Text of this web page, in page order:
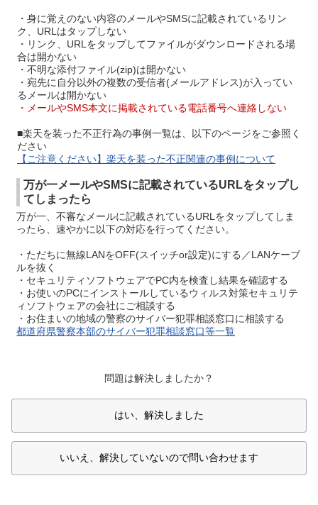
・身に覚えのない内容のメールやSMSに記載されているリン
ク、URLはタップしない
・リンク、URLをタップしてファイルがダウンロードされる場
合は開かない
・不明な添付ファイル(zip)は開かない
・宛先に自分以外の複数の受信者(メールアドレス)が入ってい
るメールは開かない
・メールやSMS本文に掲載されている電話番号へ連絡しない
■楽天を装った不正行為の事例一覧は、以下のページをご参照く
ださい
【ご注意ください】楽天を装った不正関連の事例について
万が一メールやSMSに記載されているURLをタップし
てしまったら
万が一、不審なメールに記載されているURLをタップしてしま
ったら、速やかに以下の対応を行ってください。
・ただちに無線LANをOFF(スイッチor設定)にする／LANケーブ
ルを抜く
・セキュリティソフトウェアでPC内を検査し結果を確認する
・お使いのPCにインストールしているウィルス対策セキュリテ
ィソフトウェアの会社にご相談する
・お住まいの地域の警察のサイバー犯罪相談窓口に相談する
都道府県警察本部のサイバー犯罪相談窓口等一覧
問題は解決しましたか？
はい、解決しました
いいえ、解決していないので問い合わせます